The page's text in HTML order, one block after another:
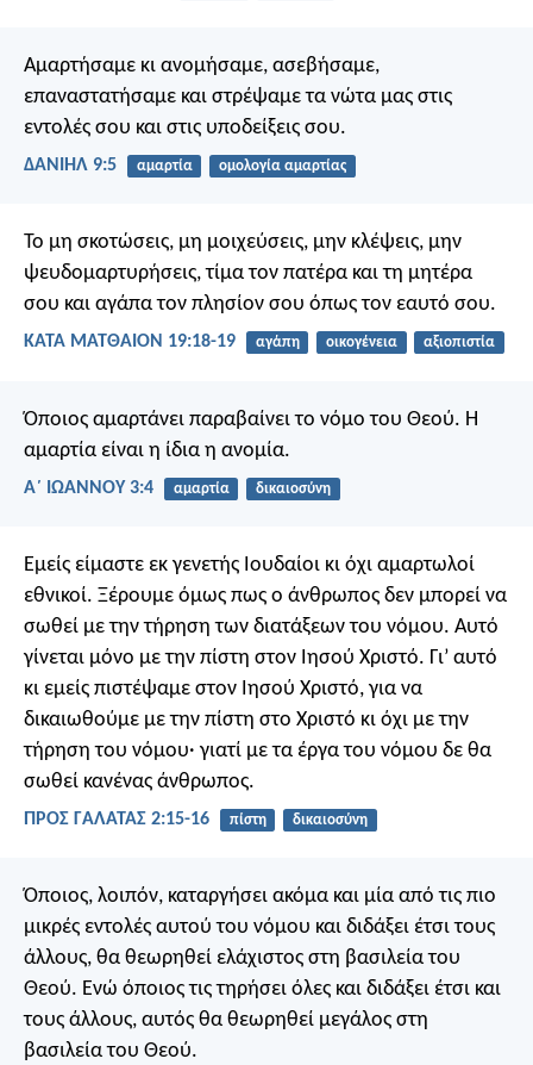
Αμαρτήσαμε κι ανομήσαμε, ασεβήσαμε,
επαναστατήσαμε και στρέψαμε τα νώτα μας στις
εντολές σου και στις υποδείξεις σου.
ΔΑΝΙΗΛ 9:5 αμαρτία ομολογία αμαρτίας
Το μη σκοτώσεις, μη μοιχεύσεις, μην κλέψεις, μην
ψευδομαρτυρήσεις, τίμα τον πατέρα και τη μητέρα
σου και αγάπα τον πλησίον σου όπως τον εαυτό σου.
ΚΑΤΑ ΜΑΤΘΑΙΟΝ 19:18-19 αγάπη οικογένεια αξιοπιστία
Όποιος αμαρτάνει παραβαίνει το νόμο του Θεού. Η
αμαρτία είναι η ίδια η ανομία.
Α΄ ΙΩΑΝΝΟΥ 3:4 αμαρτία δικαιοσύνη
Εμείς είμαστε εκ γενετής Ιουδαίοι κι όχι αμαρτωλοί
εθνικοί. Ξέρουμε όμως πως ο άνθρωπος δεν μπορεί να
σωθεί με την τήρηση των διατάξεων του νόμου. Αυτό
γίνεται μόνο με την πίστη στον Ιησού Χριστό. Γι’ αυτό
κι εμείς πιστέψαμε στον Ιησού Χριστό, για να
δικαιωθούμε με την πίστη στο Χριστό κι όχι με την
τήρηση του νόμου· γιατί με τα έργα του νόμου δε θα
σωθεί κανένας άνθρωπος.
ΠΡΟΣ ΓΑΛΑΤΑΣ 2:15-16 πίστη δικαιοσύνη
Όποιος, λοιπόν, καταργήσει ακόμα και μία από τις πιο
μικρές εντολές αυτού του νόμου και διδάξει έτσι τους
άλλους, θα θεωρηθεί ελάχιστος στη βασιλεία του
Θεού. Ενώ όποιος τις τηρήσει όλες και διδάξει έτσι και
τους άλλους, αυτός θα θεωρηθεί μεγάλος στη
βασιλεία του Θεού.